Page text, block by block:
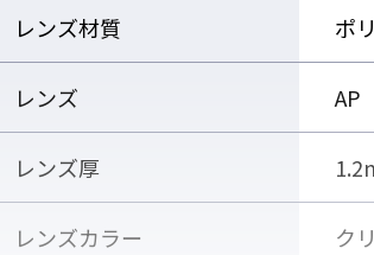
これは防曇剤（くもり止め剤）の働きによるも
※製品をお使いいただいていると、キズや汚れな
くもり止め効果が低下した場合には、別売のく
レンズ材質 ポ
レンズ AP
レンズ厚
レンズカラー ク